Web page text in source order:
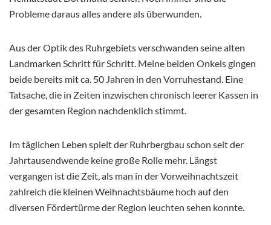
Probleme daraus alles andere als überwunden.
Aus der Optik des Ruhrgebiets verschwanden seine alten
Landmarken Schritt für Schritt. Meine beiden Onkels gingen
beide bereits mit ca. 50 Jahren in den Vorruhestand. Eine
Tatsache, die in Zeiten inzwischen chronisch leerer Kassen in
der gesamten Region nachdenklich stimmt.
Im täglichen Leben spielt der Ruhrbergbau schon seit der
Jahrtausendwende keine große Rolle mehr. Längst
vergangen ist die Zeit, als man in der Vorweihnachtszeit
zahlreich die kleinen Weihnachtsbäume hoch auf den
diversen Fördertürme der Region leuchten sehen konnte.